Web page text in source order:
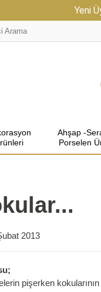
Yeni
Arama
Ahşap -
Porselen
2013
pişerken